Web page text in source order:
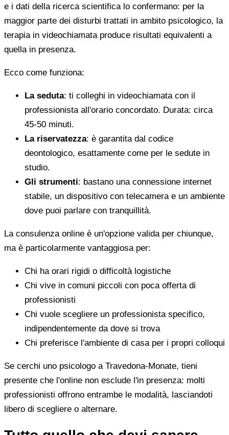
e i dati della ricerca scientifica lo confermano: per la
maggior parte dei disturbi trattati in ambito psicologico, la
terapia in videochiamata produce risultati equivalenti a
quella in presenza.
Ecco come funziona:
La seduta: ti colleghi in videochiamata con il
professionista all'orario concordato. Durata: circa
45-50 minuti.
La riservatezza: è garantita dal codice
deontologico, esattamente come per le sedute in
studio.
Gli strumenti: bastano una connessione internet
stabile, un dispositivo con telecamera e un ambiente
dove puoi parlare con tranquillità.
La consulenza online è un'opzione valida per chiunque,
ma è particolarmente vantaggiosa per:
Chi ha orari rigidi o difficoltà logistiche
Chi vive in comuni piccoli con poca offerta di
professionisti
Chi vuole scegliere un professionista specifico,
indipendentemente da dove si trova
Chi preferisce l'ambiente di casa per i propri colloqui
Se cerchi uno psicologo a Travedona-Monate, tieni
presente che l'online non esclude l'in presenza: molti
professionisti offrono entrambe le modalità, lasciandoti
libero di scegliere o alternare.